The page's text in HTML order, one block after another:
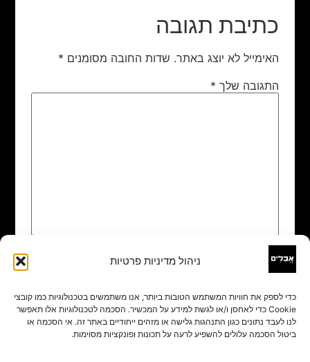
ניהול מדיניות פרטיות
כדי לספק את חוויות המשתמש הטובות ביותר, אנו משתמשים בטכנולוגיות כמו קובצי
Cookie כדי לאחסן ו/או לגשת למידע על המכשיר. הסכמה לטכנולוגיות אלו תאפשר
לנו לעבד נתונים כגון התנהגות גלישה או מזהים ייחודיים באתר זה. אי הסכמה או
ביטול הסכמה עלולים להשפיע לרעה על תכונות ופונקציות מסוימות.
כתיבת תגובה
האימייל לא יוצג באתר. שדות החובה מסומנים *
התגובה שלך *
שם
אימייל*